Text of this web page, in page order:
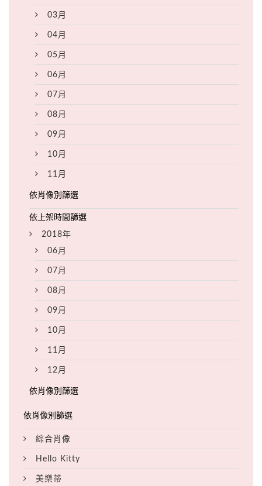
03月
04月
05月
06月
07月
08月
09月
10月
11月
2018年
06月
07月
08月
09月
10月
11月
12月
綜合肖像
Hello Kitty
美樂蒂